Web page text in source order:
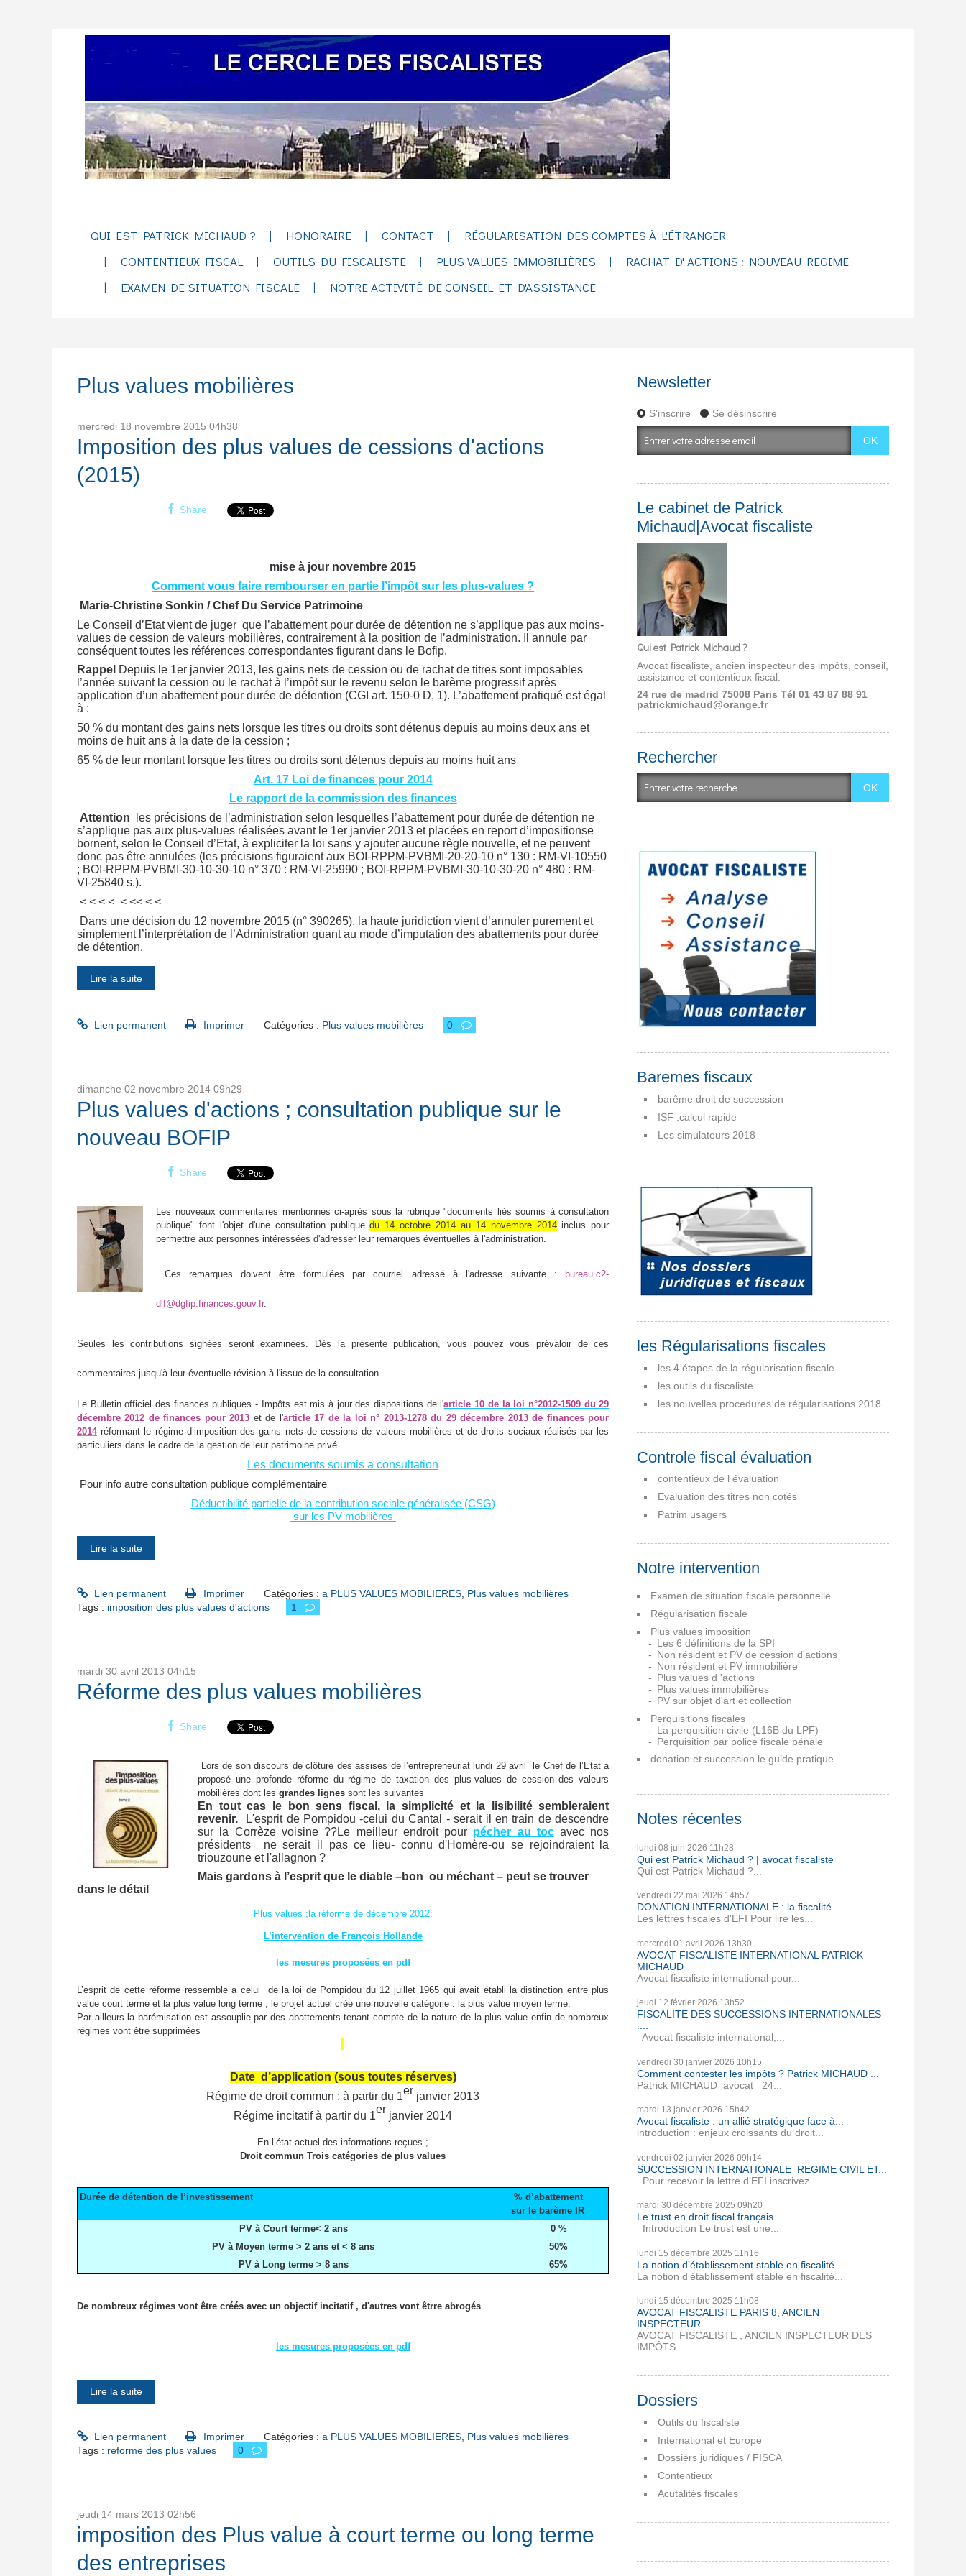
QUI EST PATRICK MICHAUD ? HONORAIRE CONTACT
RÉGULARISATION DES COMPTES À L'ÉTRANGER
CONTENTIEUX FISCAL
OUTILS DU FISCALISTE PLUS VALUES IMMOBILIÈRES
RACHAT D' ACTIONS : NOUVEAU REGIME
EXAMEN DE SITUATION FISCALE
NOTRE ACTIVITÉ DE CONSEIL ET D'ASSISTANCE
Plus values mobilières
mercredi 18 novembre 2015 04h38
Imposition des plus values de cessions d'actions
(2015)
Share
mise à jour novembre 2015
Comment vous faire rembourser en partie l’impôt sur les plus-values ?
Marie-Christine Sonkin / Chef Du Service Patrimoine
Le Conseil d’Etat vient de juger que l’abattement pour durée de détention ne s’applique pas aux moins-
values de cession de valeurs mobilières, contrairement à la position de l’administration. Il annule par
conséquent toutes les références correspondantes figurant dans le Bofip.
Rappel Depuis le 1er janvier 2013, les gains nets de cession ou de rachat de titres sont imposables
l’année suivant la cession ou le rachat à l’impôt sur le revenu selon le barème progressif après
application d’un abattement pour durée de détention (CGI art. 150-0 D, 1). L’abattement pratiqué est égal
à :
50 % du montant des gains nets lorsque les titres ou droits sont détenus depuis au moins deux ans et
moins de huit ans à la date de la cession ;
65 % de leur montant lorsque les titres ou droits sont détenus depuis au moins huit ans
Art. 17 Loi de finances pour 2014
Le rapport de la commission des finances
Attention les précisions de l’administration selon lesquelles l’abattement pour durée de détention ne
s’applique pas aux plus-values réalisées avant le 1er janvier 2013 et placées en report d’impositionse
bornent, selon le Conseil d’Etat, à expliciter la loi sans y ajouter aucune règle nouvelle, et ne peuvent
donc pas être annulées (les précisions figuraient aux BOI-RPPM-PVBMI-20-20-10 n° 130 : RM-VI-10550
; BOI-RPPM-PVBMI-30-10-30-10 n° 370 : RM-VI-25990 ; BOI-RPPM-PVBMI-30-10-30-20 n° 480 : RM-
VI-25840 s.).
< < < < < << < <
Dans une décision du 12 novembre 2015 (n° 390265), la haute juridiction vient d’annuler purement et
simplement l’interprétation de l’Administration quant au mode d’imputation des abattements pour durée
de détention.
Lire la suite
Lien permanent Imprimer Catégories : Plus values mobilières 0
dimanche 02 novembre 2014 09h29
Plus values d'actions ; consultation publique sur le
nouveau BOFIP
Share
Les nouveaux commentaires mentionnés ci-après sous la rubrique "documents liés soumis à consultation
publique" font l'objet d'une consultation publiquedu 14 octobre 2014 au 14 novembre 2014inclus pour
permettre aux personnes intéressées d'adresser leur remarques éventuelles à l'administration.
Ces remarques doivent être formulées par courriel adressé à l'adresse suivante : bureau.c2-
dlf@dgfip.finances.gouv.fr.
Seules les contributions signées seront examinées. Dès la présente publication, vous pouvez vous prévaloir de ces
commentaires jusqu'à leur éventuelle révision à l'issue de la consultation.
Le Bulletin officiel des finances publiques - Impôts est mis à jour des dispositions de l'article 10 de la loi n°2012-1509 du 29
décembre 2012 de finances pour 2013 et de l'article 17 de la loi n° 2013-1278 du 29 décembre 2013 de finances pour
2014 réformant le régime d’imposition des gains nets de cessions de valeurs mobilières et de droits sociaux réalisés par les
particuliers dans le cadre de la gestion de leur patrimoine privé.
Les documents soumis a consultation
Pour info autre consultation publique complémentaire
Déductibilité partielle de la contribution sociale généralisée (CSG)
sur les PV mobilières
Lire la suite
Lien permanent Imprimer Catégories : a PLUS VALUES MOBILIERES, Plus values mobilières
Tags : imposition des plus values d'actions 1
mardi 30 avril 2013 04h15
Réforme des plus values mobilières
Share
Lors de son discours de clôture des assises de l’entrepreneuriat lundi 29 avril le Chef de l’Etat a
proposé une profonde réforme du régime de taxation des plus-values de cession des valeurs
mobilières dont les grandes lignes sont les suivantes
En tout cas le bon sens fiscal, la simplicité et la lisibilité sembleraient
revenir. L'esprit de Pompidou -celui du Cantal - serait il en train de descendre
sur la Corrèze voisine ??Le meilleur endroit pour pécher au tocavec nos
présidents ne serait il pas ce lieu- connu d'Homère-ou se rejoindraient la
triouzoune et l'allagnon ?
Mais gardons à l’esprit que le diable –bon ou méchant – peut se trouver
dans le détail
Plus values ;la réforme de décembre 2012:
L’intervention de François Hollande
les mesures proposées en pdf
L’esprit de cette réforme ressemble a celui de la loi de Pompidou du 12 juillet 1965 qui avait établi la distinction entre plus
value court terme et la plus value long terme ; le projet actuel crée une nouvelle catégorie : la plus value moyen terme.
Par ailleurs la barémisation est assouplie par des abattements tenant compte de la nature de la plus value enfin de nombreux
régimes vont être supprimées
Date d’application (sous toutes réserves)
Régime de droit commun : à partir du 1er janvier 2013
Régime incitatif à partir du 1er janvier 2014
En l’état actuel des informations reçues ;
Droit commun Trois catégories de plus values
Durée de détention de l’investissement
% d’abattement
sur le barème IR
PV à Court terme< 2 ans
0 %
PV à Moyen terme > 2 ans et < 8 ans
50%
PV à Long terme > 8 ans
65%
De nombreux régimes vont être créés avec un objectif incitatif , d'autres vont êtrre abrogés
les mesures proposées en pdf
Lire la suite
Lien permanent Imprimer Catégories : a PLUS VALUES MOBILIERES, Plus values mobilières
Tags : reforme des plus values 0
jeudi 14 mars 2013 02h56
imposition des Plus value à court terme ou long terme
des entreprises
Newsletter
S'inscrire Se désinscrire
Le cabinet de Patrick
Michaud|Avocat fiscaliste
Qui est Patrick Michaud ?
Avocat fiscaliste, ancien inspecteur des impôts, conseil,
assistance et contentieux fiscal.
24 rue de madrid 75008 ParisTél 01 43 87 88 91
patrickmichaud@orange.fr
Rechercher
Baremes fiscaux
barême droit de succession
ISF :calcul rapide
Les simulateurs 2018
les Régularisations fiscales
les 4 étapes de la régularisation fiscale
les outils du fiscaliste
les nouvelles procedures de régularisations 2018
Controle fiscal évaluation
contentieux de l évaluation
Evaluation des titres non cotés
Patrim usagers
Notre intervention
Examen de situation fiscale personnelle
Régularisation fiscale
Plus values imposition
Les 6 définitions de la SPI
Non résident et PV de cession d'actions
Non résident et PV immobilière
Plus values d 'actions
Plus values immobilières
PV sur objet d'art et collection
Perquisitions fiscales
La perquisition civile (L16B du LPF)
Perquisition par police fiscale pénale
donation et succession le guide pratique
Notes récentes
lundi 08 juin 2026 11h28
Qui est Patrick Michaud ? | avocat fiscaliste
Qui est Patrick Michaud ?...
vendredi 22 mai 2026 14h57
DONATION INTERNATIONALE : la fiscalité
Les lettres fiscales d'EFI Pour lire les...
mercredi 01 avril 2026 13h30
AVOCAT FISCALISTE INTERNATIONAL PATRICK
MICHAUD
Avocat fiscaliste international pour...
jeudi 12 février 2026 13h52
FISCALITE DES SUCCESSIONS INTERNATIONALES
Avocat fiscaliste international,...
vendredi 30 janvier 2026 10h15
Comment contester les impôts ? Patrick MICHAUD ...
Patrick MICHAUD avocat 24...
mardi 13 janvier 2026 15h42
Avocat fiscaliste : un allié stratégique face à...
introduction : enjeux croissants du droit...
vendredi 02 janvier 2026 09h14
SUCCESSION INTERNATIONALE REGIME CIVIL ET...
Pour recevoir la lettre d’EFI inscrivez...
mardi 30 décembre 2025 09h20
Le trust en droit fiscal français
Introduction Le trust est une...
lundi 15 décembre 2025 11h16
La notion d’établissement stable en fiscalité...
La notion d’établissement stable en fiscalité...
lundi 15 décembre 2025 11h08
AVOCAT FISCALISTE PARIS 8, ANCIEN
INSPECTEUR...
AVOCAT FISCALISTE , ANCIEN INSPECTEUR DES
IMPÔTS...
Dossiers
Outils du fiscaliste
International et Europe
Dossiers juridiques / FISCA
Contentieux
Acutalités fiscales